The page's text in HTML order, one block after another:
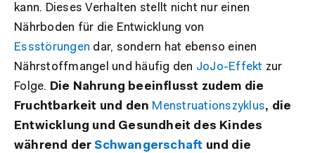
kann. Dieses Verhalten stellt nicht nur einen
Nährboden für die Entwicklung von
Essstörungen dar, sondern hat ebenso einen
Nährstoffmangel und häufig den JoJo-Effekt zur
Folge. Die Nahrung beeinflusst zudem die
Fruchtbarkeit und den Menstruationszyklus, die
Entwicklung und Gesundheit des Kindes
während der Schwangerschaft und die